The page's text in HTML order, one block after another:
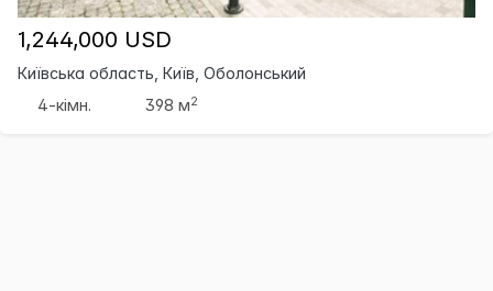
1,244,000 USD
Київська область, Київ, Оболонський
4-кімн.
398 м2